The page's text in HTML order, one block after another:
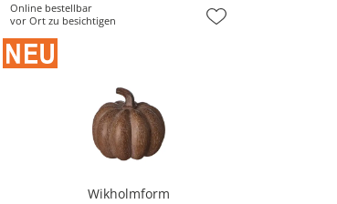
Online bestellbar
vor Ort zu besichtigen
Wikholmform